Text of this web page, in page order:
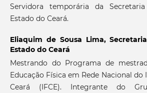
Servidora temporária da
Estado do Ceará.
Eliaquim de Sousa Lima,
Estado do Ceará
Mestrando do Programa de
Educação Física em Rede Nacional
Ceará (IFCE). Integrante do